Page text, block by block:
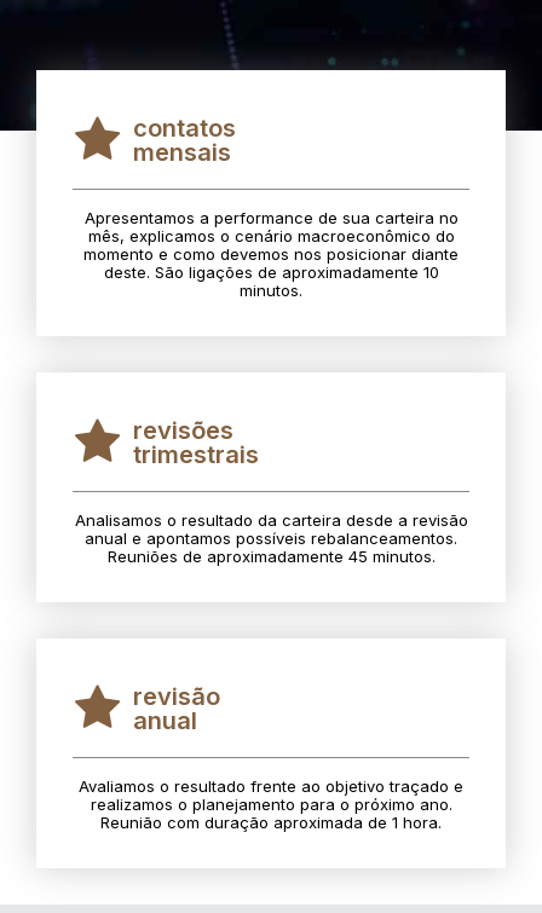
contatos
mensais
Apresentamos a performance de sua carteira no
mês, explicamos o cenário macroeconômico do
momento e como devemos nos posicionar diante
deste. São ligações de aproximadamente 10
minutos.
revisões
trimestrais
Analisamos o resultado da carteira desde a revisão
anual e apontamos possíveis rebalanceamentos.
Reuniões de aproximadamente 45 minutos.
revisão
anual
Avaliamos o resultado frente ao objetivo traçado e
realizamos o planejamento para o próximo ano.
Reunião com duração aproximada de 1 hora.